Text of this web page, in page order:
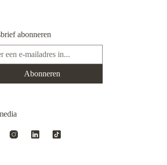
abonneren
Abonneren